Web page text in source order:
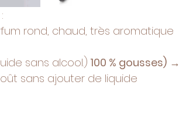
rond, chaud, très aromatique
sans alcool.) 100 % gousses) →
sans ajouter de liquide